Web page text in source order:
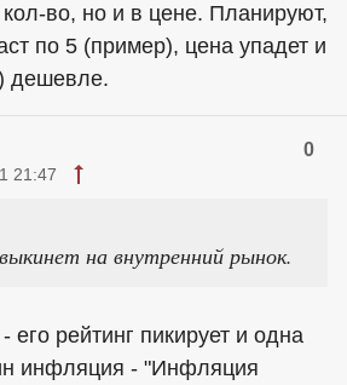
во, но и в цене. Планируют,
по 5 (пример), цена упадет и
дешевле.
0
21:47
на внутренний рынок.
его рейтинг пикирует и одна
инфляция - "Инфляция